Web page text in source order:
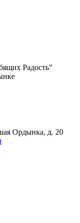
Радость”
Ордынка, д. 20